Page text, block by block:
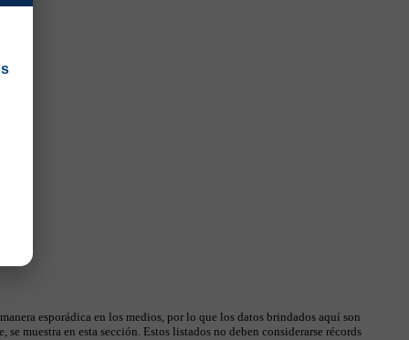
esporádica en los medios, por lo que los datos brindados aquí son
muestra en esta sección. Estos listados no deben considerarse récords